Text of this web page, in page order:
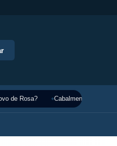
de Rosa? Cabalmente